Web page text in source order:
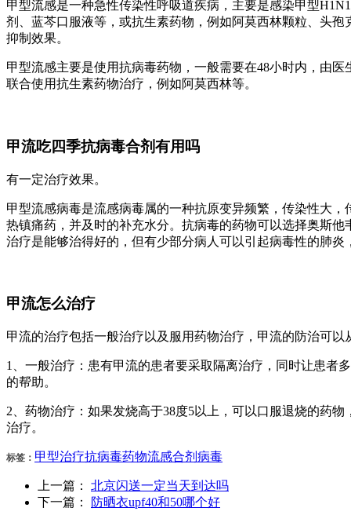
甲型流感是一种急性传染性呼吸道疾病，主要是感染甲型
剂、蓝芩口服液等，或抗生素药物，例如阿莫西林颗粒、头
抑制效果。
甲型流感主要是使用抗病毒药物，一般需要在48小时内，由
联合使用抗生素药物治疗，例如阿莫西林等。
甲流吃四季抗病毒合剂有用吗
有一定治疗效果。
甲型流感病毒是流感病毒属的一种抗原变异频繁，传染性大
热镇痛药，并及时的补充水分。抗病毒的药物可以选择奥斯
治疗是能够治得好的，但有少部分病人可以引起病毒性的肺
甲流怎么治疗
甲流的治疗包括一般治疗以及服用药物治疗，甲流的防治可以
1、一般治疗：患有甲流的患者要采取隔离治疗，同时让患者
的帮助。
2、药物治疗：如果发烧高于38度5以上，可以口服退烧的药
治疗。
标签： 甲型治疗抗病毒药物流感合剂 病毒
上一篇：
北京闪送一定当天到达吗
下一篇：
防晒衣upf40和50哪个好